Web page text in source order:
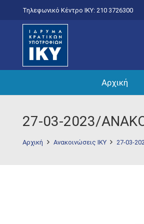
Τηλεφωνικό Κέντρο IKY: 210 3726300
Αρχική
27-03-2023/
Αρχική Ανακοινώσεις ΙΚΥ 27-03-